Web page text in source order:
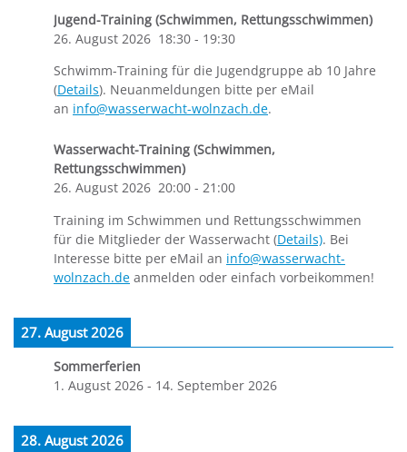
Jugend-Training (Schwimmen, Rettungsschwimmen)
26. August 2026 18:30 - 19:30
Schwimm-Training für die Jugendgruppe ab 10 Jahre
(Details). Neuanmeldungen bitte per eMail
an info@wasserwacht-wolnzach.de.
Wasserwacht-Training (Schwimmen,
Rettungsschwimmen)
26. August 2026 20:00 - 21:00
Training im Schwimmen und Rettungsschwimmen
für die Mitglieder der Wasserwacht (Details). Bei
Interesse bitte per eMail an info@wasserwacht-
wolnzach.de anmelden oder einfach vorbeikommen!
27. August 2026
Sommerferien
1. August 2026 - 14. September 2026
28. August 2026